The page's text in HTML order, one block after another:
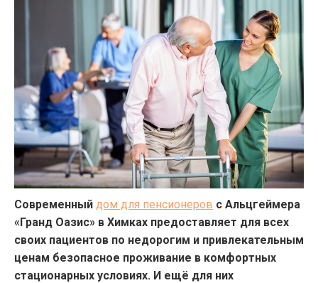
Современный дом для пенсионеров с Альцгеймера
«Гранд Оазис» в Химках предоставляет для всех
своих пациентов по недорогим и привлекательным
ценам безопасное проживание в комфортных
стационарных условиях. И ещё для них